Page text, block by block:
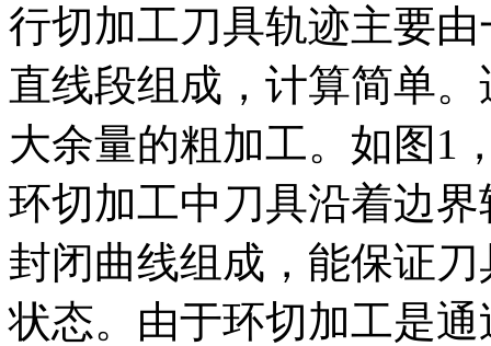
行切加工刀具轨迹主要
直线段组成，计算简单
大余量的粗加工。如图1
环切加工中刀具沿着边
封闭曲线组成，能保证
状态。由于环切加工是